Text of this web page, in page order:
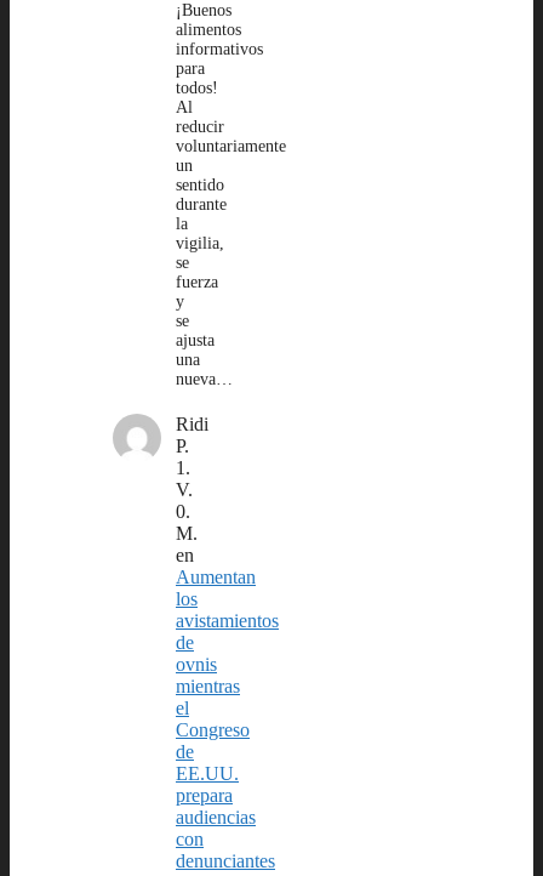
¡Buenos
alimentos
informativos
para
todos!
Al
reducir
voluntariamente
un
sentido
durante
la
vigilia,
se
fuerza
y
se
ajusta
una
nueva…
Ridi
P.
1.
V.
0.
M.
en
Aumentan
los
avistamientos
de
ovnis
mientras
el
Congreso
de
EE.UU.
prepara
audiencias
con
denunciantes